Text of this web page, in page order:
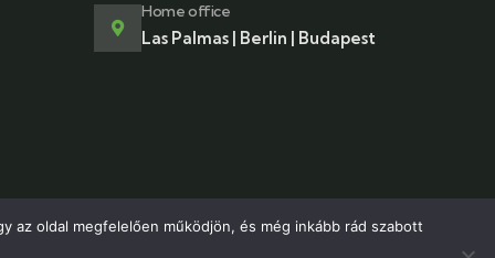
Home office
Las Palmas | Berlin | Budapest
az oldal megfelelően működjön, és még inkább rád szabott